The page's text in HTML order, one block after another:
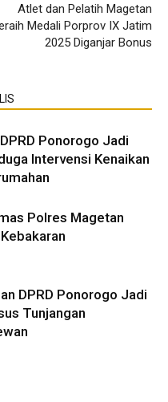
Atlet dan Pelatih Magetan
Medali Porprov IX Jatim
2025 Diganjar Bonus
Ponorogo Jadi
Intervensi Kenaikan
Polres Magetan
DPRD Ponorogo Jadi
Tunjangan